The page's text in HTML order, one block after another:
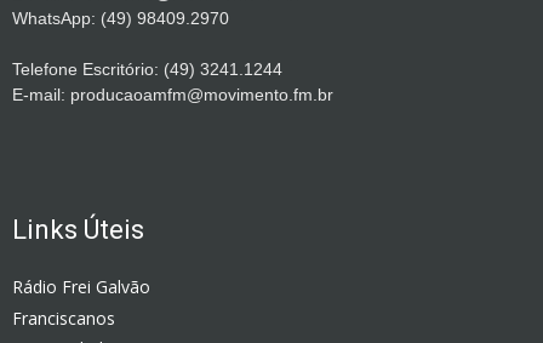
WhatsApp: (49) 98409.2970
Telefone Escritório: (49) 3241.1244
E-mail: producaoamfm@movimento.fm.br
Links Úteis
Rádio Frei Galvão
Franciscanos